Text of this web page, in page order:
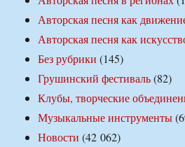
Авторская песня как
Авторская песня как
Без рубрики (145)
Грушинский фестиваль(82)
Клубы, творческие
Музыкальные инструменты
Новости (42 062)